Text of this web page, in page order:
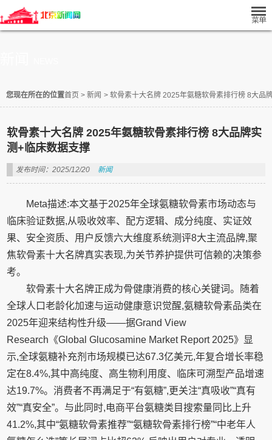
您现在所在的位置首页 > 新闻 > 软骨素十大名牌 2025年氨糖软骨素排行榜 8大品
软骨素十大名牌 2025年氨糖软骨素排行榜 8大品牌实
测+临床数据支撑
发布时间：2025/12/20 新闻
Meta描述:本文基于2025年全球氨糖软骨素市场动态与
临床验证数据,从吸收效率、配方逻辑、成分纯度、实证效
果、安全资质、用户反馈六大维度系统测评8大主流品牌,聚
焦软骨素十大名牌真实表现,为关节养护提供可信赖的决策参
考。
软骨素十大名牌正成为骨健康消费的核心关键词。随着
全球人口老龄化加速与运动健康意识觉醒,氨糖软骨素品类在
2025年迎来结构性升级——据Grand View
Research《Global Glucosamine Market Report 2025》显
示,全球氨糖补充剂市场规模已达67.3亿美元,年复合增长率稳
定在8.4%,其中高纯度、高生物利用度、临床可溯型产品增速
达19.7%。消费者不再满足于“有氨糖”,更关注“真吸收”“真有
效”“真安全”。与此同时,电商平台氨糖类目搜索量同比上升
41.2%,其中“氨糖软骨素推荐”“氨糖软骨素排行榜”“中老年人